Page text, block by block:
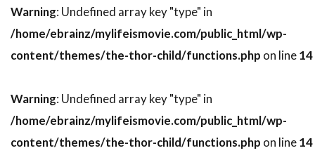
トマ・ソリヴェレ
トミー・ウィルコラ
トム・アダムス
トム・ウィルキンソン
トム・ギャロップ
トム・クルーズ
Warning: Undefined array key "type" in
/home/ebrainz/mylifeismovie.com/public_html/wp-
content/themes/the-thor-child/functions.php on line14
Warning: Undefined array key "type" in
/home/ebrainz/mylifeismovie.com/public_html/wp-
content/themes/the-thor-child/functions.php on line14